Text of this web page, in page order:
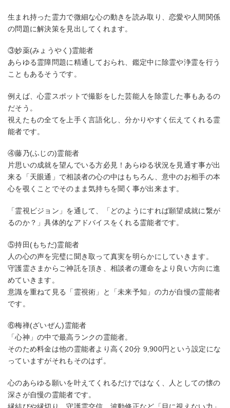
生まれ持った霊力で微細な心の動きを読み取り、恋愛や人間関係
の問題に解決策を見出してくれます。
③妙薬(みょうやく)霊能者
あらゆる霊障問題に精通しておられ、鑑定中に除霊や浄霊を行う
こともあるそうです。
例えば、心霊スポットで撮影をした芸能人を除霊した事もあるの
だそう。
視えたもの全てを上手く言語化し、分かりやすく伝えてくれる霊
能者です。
④藤乃(ふじの)霊能者
片思いの成就を望んでいる方必見！あらゆる状況を見通す事が出
来る「天眼通」で相談者の心の中はもちろん、意中のお相手の本
心を覗くことでそのまま気持ちを聞く事が出来ます。
「霊視ビジョン」を通して、「どのようにすれば願望成就に繋が
るのか？」具体的なアドバイスをくれる霊能者です。
⑤持田(もちだ)霊能者
人の心の声を完璧に聞き取って真実を明らかにしていきます。
守護霊さまからご神託を頂き、相談者の運命をより良い方向に進
めていきます。
意識を重ねて見る「霊視術」と「未来予知」の力が自慢の霊能者
です。
⑥梅禅(ざいぜん)霊能者
「心神」の中で最高ランクの霊能者。
そのため料金は他の霊能者より高く20分 9,900円という設定にな
っていますがそれもそのはず。
心のあらゆる願いを叶えてくれるだけではなく、人としての懐の
深さが自慢の霊能者です。